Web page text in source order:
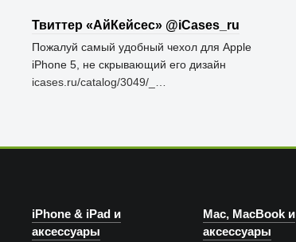
Твиттер «АйКейсес» ‏@iCases_ru
Пожалуй самый удобный чехол для Apple
iPhone 5, не скрывающий его дизайн
icases.ru/catalog/3049/_…
iPhone & iPad и
аксессуары
Mac, MacBook и
аксессуары